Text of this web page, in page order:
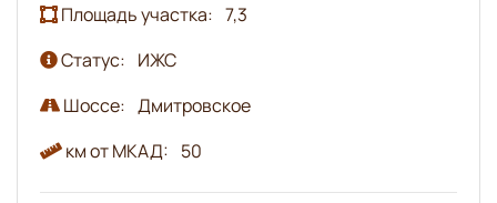
Площадь участка: 7,3
Статус: ИЖС
Шоссе: Дмитровское
км от МКАД: 50